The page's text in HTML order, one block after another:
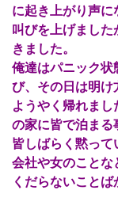
に起き上がり声に
叫びを上げまし
きました。
俺達はパニック
び、その日は明け
ようやく帰れま
の家に皆で泊まる
皆しばらく黙っ
会社や女のことな
くだらないことば